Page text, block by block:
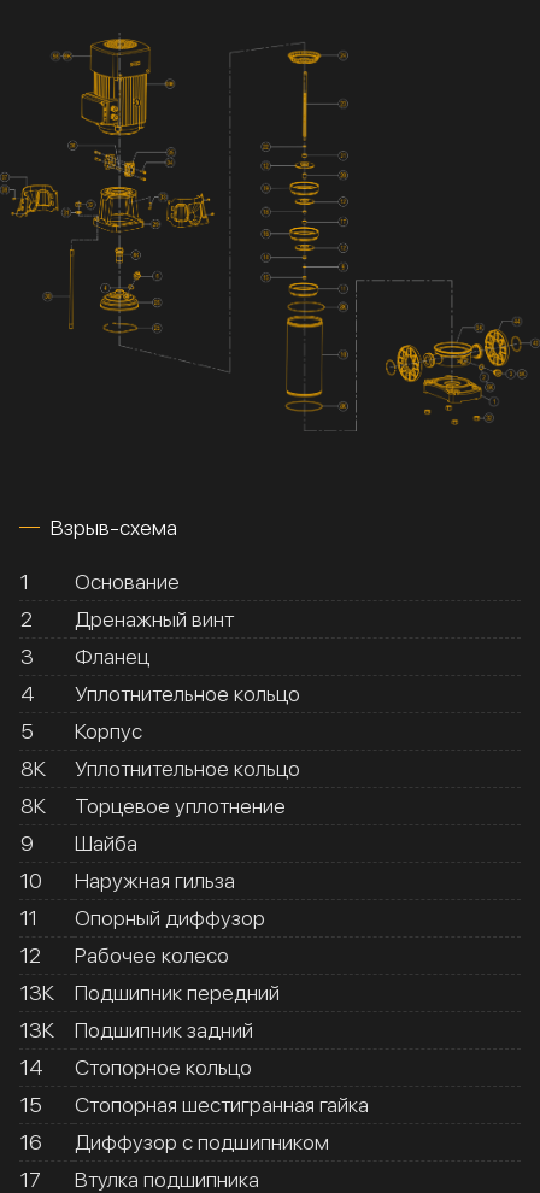
Взрыв-схема
1
Основание
2
Дренажный винт
3
Фланец
4
Уплотнительное кольцо
5
Корпус
8К
Уплотнительное кольцо
8К
Торцевое уплотнение
9
Шайба
10
Наружная гильза
11
Опорный диффузор
12
Рабочее колесо
13К
Подшипник передний
13К
Подшипник задний
14
Стопорное кольцо
15
Стопорная шестигранная гайка
16
Диффузор с подшипником
17
Втулка подшипника